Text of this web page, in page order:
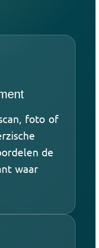
foto of
de
waar